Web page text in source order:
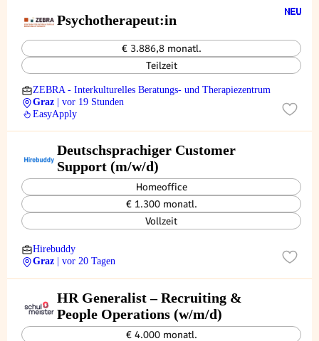
Psychotherapeut:in
€ 3.886,8 monatl.
Teilzeit
ZEBRA - Interkulturelles Beratungs- und Therapiezentrum
Graz
| vor 19 Stunden
EasyApply
Deutschsprachiger Customer
Support (m/w/d)
Homeoffice
€ 1.300 monatl.
Vollzeit
Hirebuddy
Graz
| vor 20 Tagen
HR Generalist – Recruiting &
People Operations (w/m/d)
€ 4.000 monatl.